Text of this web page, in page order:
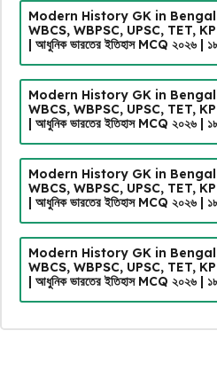
Modern History GK in
WBCS, WBPSC, UPSC, TET, KP
| আধুনিক ভারতের ইতিহাস MCQ ২০২৬ |
Modern History GK in
WBCS, WBPSC, UPSC, TET, KP
| আধুনিক ভারতের ইতিহাস MCQ ২০২৬ |
Modern History GK in
WBCS, WBPSC, UPSC, TET, KP
| আধুনিক ভারতের ইতিহাস MCQ ২০২৬ |
Modern History GK in
WBCS, WBPSC, UPSC, TET, KP
| আধুনিক ভারতের ইতিহাস MCQ ২০২৬ |